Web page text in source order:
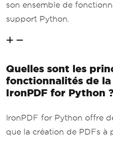
son ensemble de
support Python.
Quelles sont les
fonctionnalités de
IronPDF for Python
IronPDF for Python offre
que la création de PDFs à